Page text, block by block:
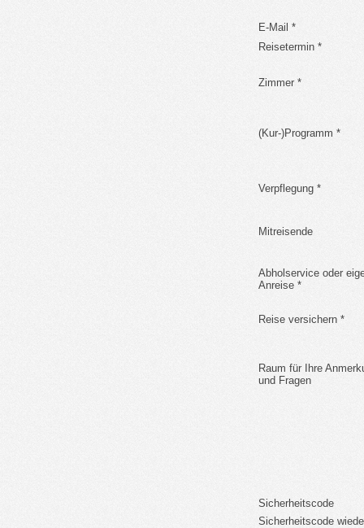
E-Mail *
Reisetermin *
Zimmer *
(Kur-)Programm *
Verpflegung *
Mitreisende
Abholservice oder
Anreise *
Reise versichern *
Raum für Ihre
und Fragen
Sicherheitscode
Sicherheitscode